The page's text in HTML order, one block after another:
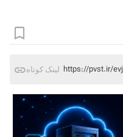
لینک کوتاه https://pvst.ir/evj